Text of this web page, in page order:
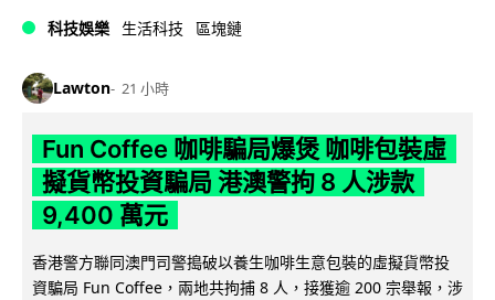
科技娛樂 生活科技 區塊鏈
Lawton 21 小時
Fun Coffee 咖啡騙局爆煲 咖啡包裝虛
擬貨幣投資騙局 港澳警拘 8 人涉款
9,400 萬元
香港警方聯同澳門司警搗破以養生咖啡生意包裝的虛擬貨幣投
資騙局 Fun Coffee，兩地共拘捕 8 人，接獲逾 200 宗舉報，涉